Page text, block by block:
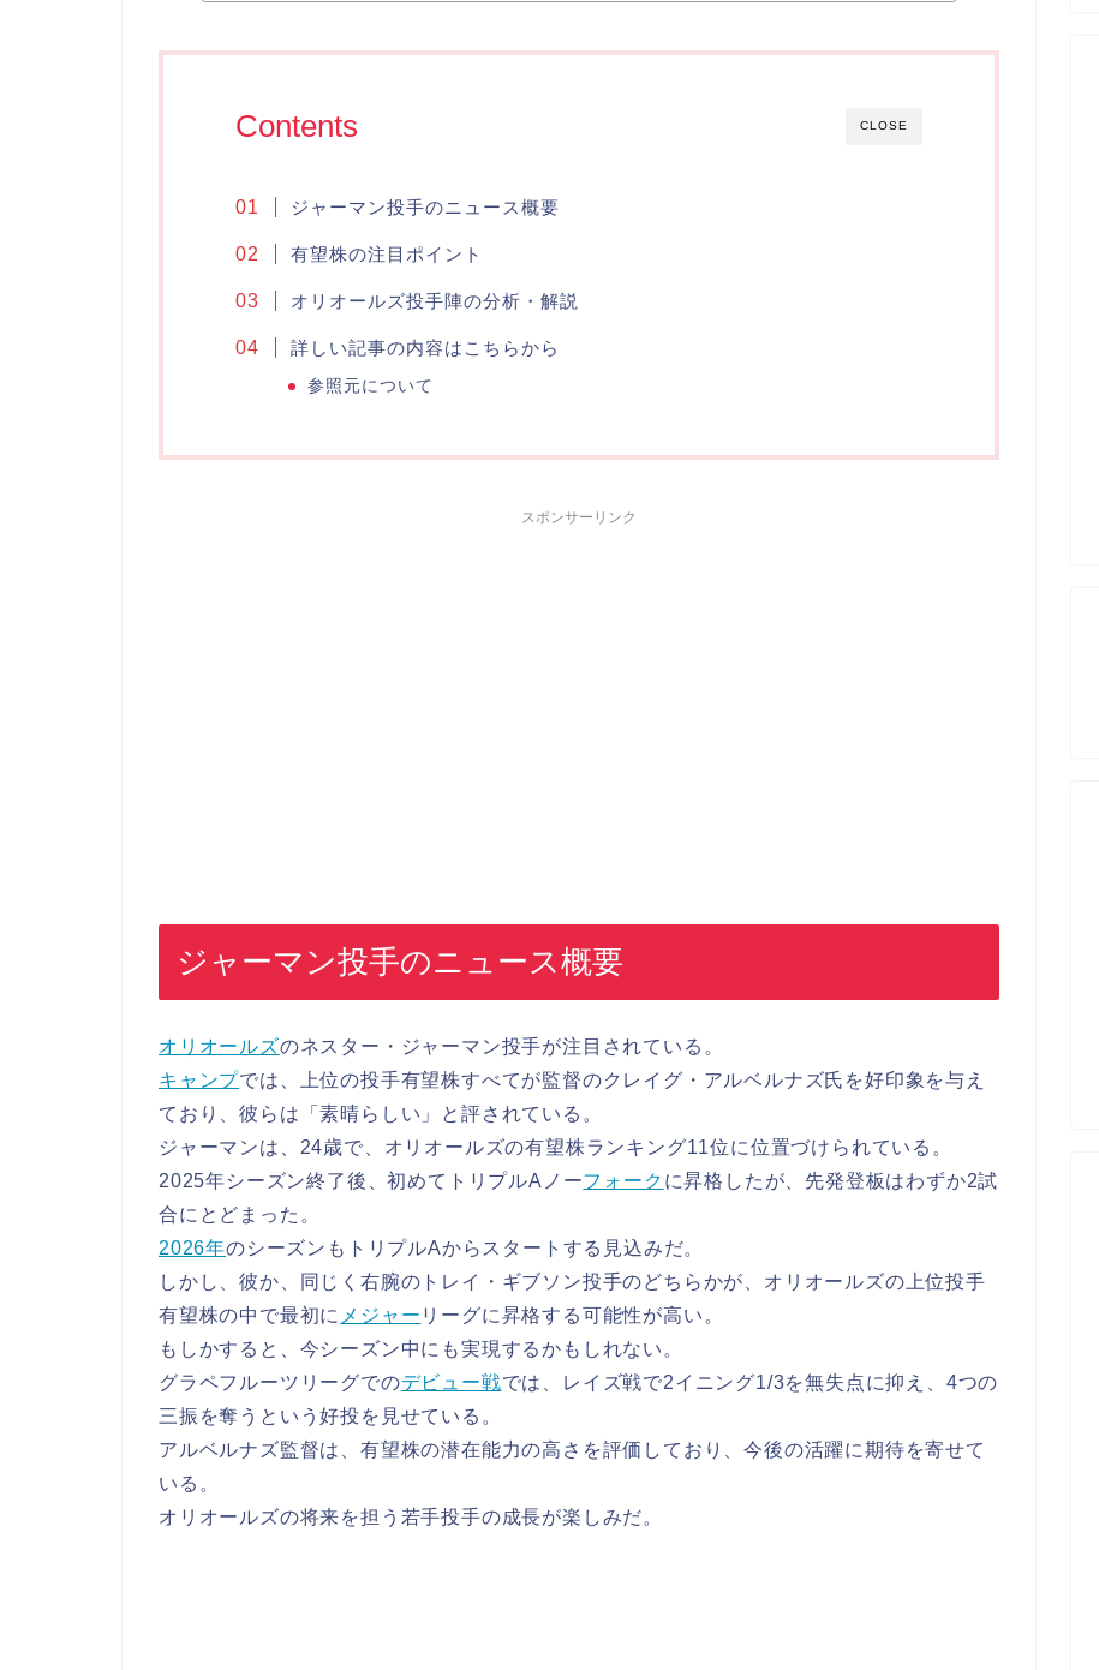
CLOSE
Contents
ジャーマン投手のニュース概要
有望株の注目ポイント
オリオールズ投手陣の分析・解説
詳しい記事の内容はこちらから
参照元について
スポンサーリンク
ジャーマン投手のニュース概要
オリオールズのネスター・ジャーマン投手が注目されている。
キャンプでは、上位の投手有望株すべてが監督のクレイグ・アルベルナズ氏を好印象を与え
ており、彼らは「素晴らしい」と評されている。
ジャーマンは、24歳で、オリオールズの有望株ランキング11位に位置づけられている。
2025年シーズン終了後、初めてトリプルAノーフォーク に昇格したが、先発登板はわずか2試
合にとどまった。
2026年のシーズンもトリプルAからスタートする見込みだ。
しかし、彼か、同じく右腕のトレイ・ギブソン投手のどちらかが、オリオールズの上位投手
有望株の中で最初に メジャー リーグに昇格する可能性が高い。
もしかすると、今シーズン中にも実現するかもしれない。
グラペフルーツリーグでのデビュー戦では、レイズ戦で2イニング1/3を無失点に抑え、4つの
三振を奪うという好投を見せている。
アルベルナズ監督は、有望株の潜在能力の高さを評価しており、今後の活躍に期待を寄せて
いる。
オリオールズの将来を担う若手投手の成長が楽しみだ。